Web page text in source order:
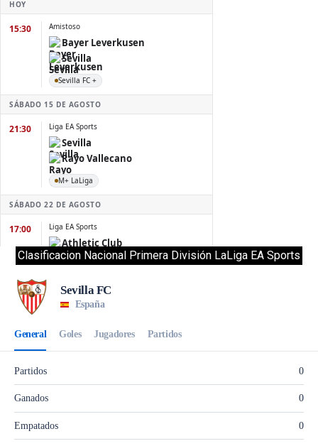
Clasificacion Nacional Primera División LaLiga EA Sports